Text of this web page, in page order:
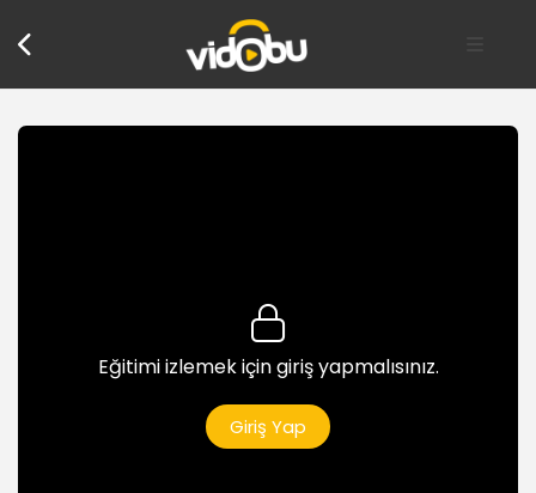
Eğitimi izlemek için giriş yapmalısınız.
Giriş Yap
Paragraf başı ve Asılı paragraf
Öncesine sonrasına boşluk koyma
2dk
Sonraki paragraf ile birlikte hareket etme
Paragraf satırlarını birlikte tutma